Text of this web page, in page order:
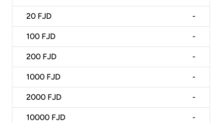
20 FJD -
100 FJD -
200 FJD -
1000 FJD -
2000 FJD -
10000 FJD -